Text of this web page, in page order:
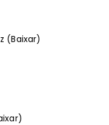
(Baixar)